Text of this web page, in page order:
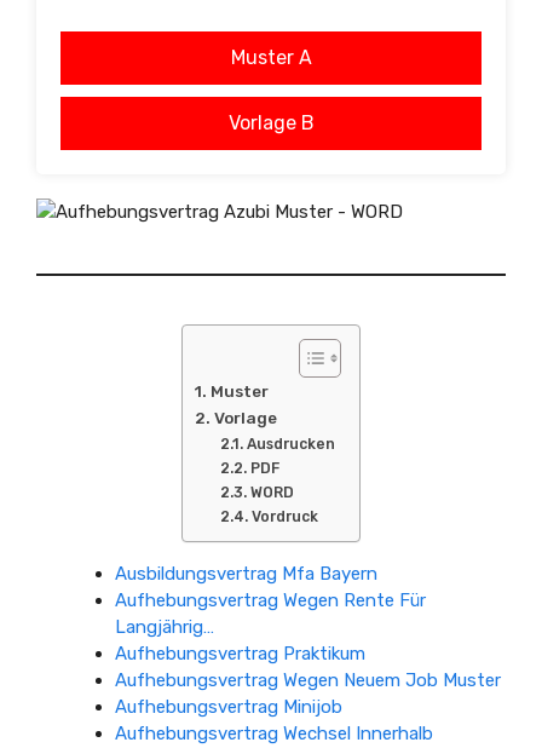
Muster A
Vorlage B
Muster
Vorlage
Ausdrucken
PDF
WORD
Vordruck
Ausbildungsvertrag Mfa Bayern
Aufhebungsvertrag Wegen Rente Für
Langjährig…
Aufhebungsvertrag Praktikum
Aufhebungsvertrag Wegen Neuem Job Muster
Aufhebungsvertrag Minijob
Aufhebungsvertrag Wechsel Innerhalb